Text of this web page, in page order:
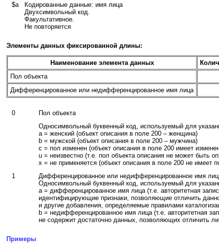
$a
Кодированные данные: имя лица
Двухсимвольный код.
Факультативное.
Не повторяется
Элементы данных фиксированной длины:
Наименование элемента данных
Пол объекта
Дифференцированное или недифференцированное имя лица
0
Пол объекта
Односимвольный буквенный код, используемый для
a = женский (объект описания в поле 200 – женщина)
b = мужской (объект описания в поле 200 – мужчина)
c = пол изменен (объект описания в поле 200 имеет
u = неизвестно (т.е. пол объекта описания не может быть
x = не применяется (объект описания в поле 200 не имеет
1
Дифференцированное или недифференцированное имя
Односимвольный буквенный код, используемый для
a = дифференцированное имя лица (т.е. авторитетная
идентифицирующие признаки, позволяющие отличить
и другие добавления, определяемые правилами
b = недифференцированное имя лица (т.е. авторитетная
не содержит достаточно данных, позволяющих отличить
Примеры